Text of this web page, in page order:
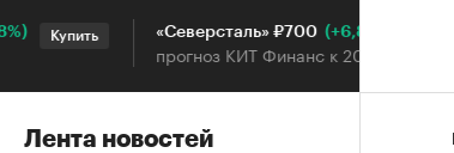
Купить «Северсталь» ₽700 (+6,87%)
прогноз КИТ Финанс к 20.07.27
Лента новостей